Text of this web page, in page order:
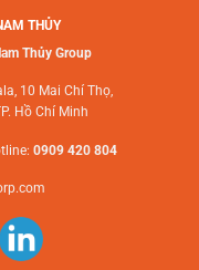
THỦY
Thủy Group
10 Mai Chí Thọ,
Hồ Chí Minh
0909 420 804